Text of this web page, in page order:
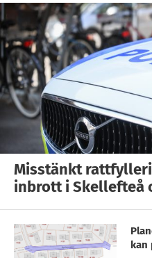
Misstänkt
inbrott i Skellefteå
kan